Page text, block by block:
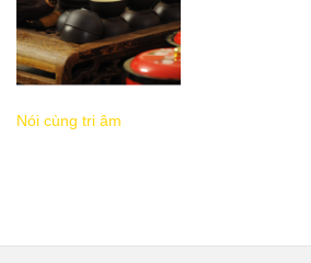
Nói cùng tri âm